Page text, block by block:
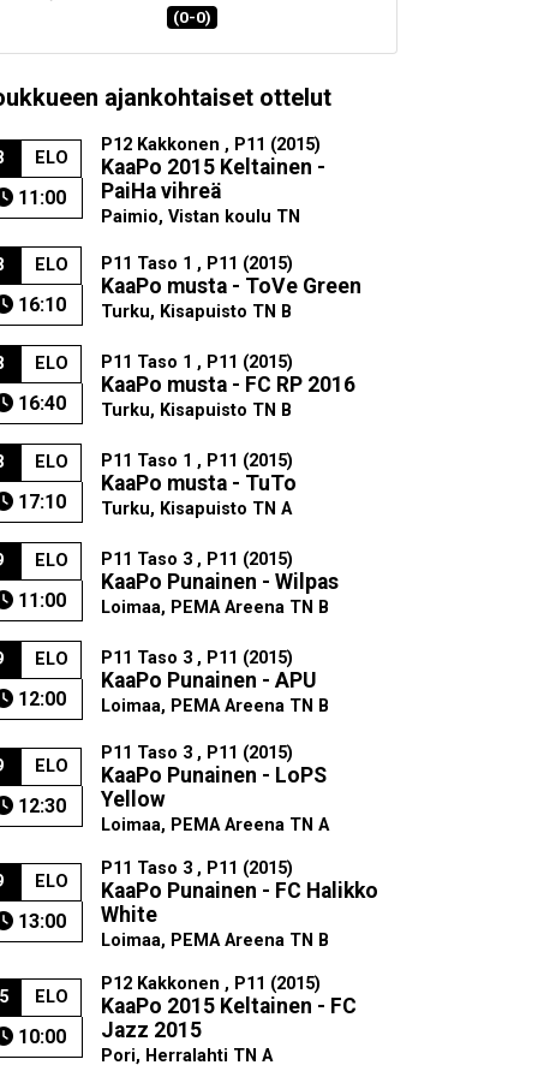
(0-0)
ajankohtaiset ottelut
ELO
11:00
P12 Kakkonen , P11 (2015)
KaaPo 2015 Keltainen -
PaiHa vihreä
Paimio, Vistan koulu TN
ELO
16:10
P11 Taso 1 , P11 (2015)
KaaPo musta - ToVe Green
Turku, Kisapuisto TN B
ELO
16:40
P11 Taso 1 , P11 (2015)
KaaPo musta - FC RP 2016
Turku, Kisapuisto TN B
ELO
17:10
P11 Taso 1 , P11 (2015)
KaaPo musta - TuTo
Turku, Kisapuisto TN A
ELO
11:00
P11 Taso 3 , P11 (2015)
KaaPo Punainen - Wilpas
Loimaa, PEMA Areena TN B
ELO
12:00
P11 Taso 3 , P11 (2015)
KaaPo Punainen - APU
Loimaa, PEMA Areena TN B
ELO
12:30
P11 Taso 3 , P11 (2015)
KaaPo Punainen - LoPS
Yellow
Loimaa, PEMA Areena TN A
ELO
13:00
P11 Taso 3 , P11 (2015)
KaaPo Punainen - FC Halikko
White
Loimaa, PEMA Areena TN B
ELO
10:00
P12 Kakkonen , P11 (2015)
KaaPo 2015 Keltainen - FC
Jazz 2015
Pori, Herralahti TN A